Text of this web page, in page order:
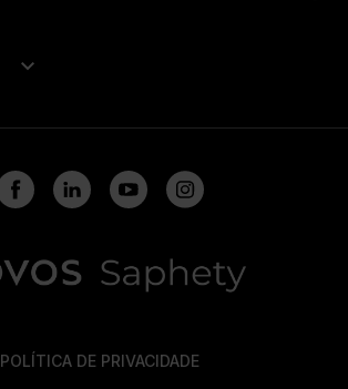
POLÍTICA DE PRIVACIDADE